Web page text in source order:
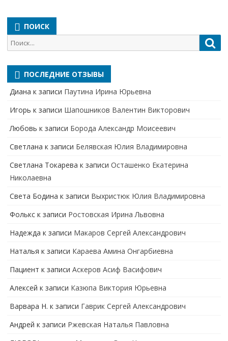
ПОИСК
Поиск
для:
ПОСЛЕДНИЕ ОТЗЫВЫ
Диана к записи Паутина Ирина Юрьевна
Игорь к записи Шапошников Валентин Викторович
Любовь к записи Борода Александр Моисеевич
Светлана к записи Белявская Юлия Владимировна
Cветлана Токарева к записи Осташенко Екатерина
Николаевна
Света Бодина к записи Выхристюк Юлия Владимировна
Фолькс к записи Ростовская Ирина Львовна
Надежда к записи Макаров Сергей Александрович
Наталья к записи Караева Амина Онгарбиевна
Пациент к записи Аскеров Асиф Васифович
Алексей к записи Казюпа Виктория Юрьевна
Варвара Н. к записи Гаврик Сергей Александрович
Андрей к записи Ржевская Наталья Павловна